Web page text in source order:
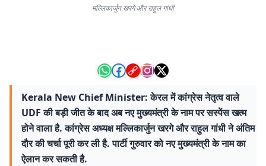
मल्लिकार्जुन खरगे और राहुल गांधी
Kerala New Chief Minister: केरल में कांग्रेस नेतृत्व वाले
UDF की बड़ी जीत के बाद अब नए मुख्यमंत्री के नाम पर सस्पेंस खत्म
होने वाला है. कांग्रेस अध्यक्ष मल्लिकार्जुन खरगे और राहुल गांधी ने अंतिम
दौर की चर्चा पूरी कर ली है. पार्टी गुरुवार को नए मुख्यमंत्री के नाम का
ऐलान कर सकती है.